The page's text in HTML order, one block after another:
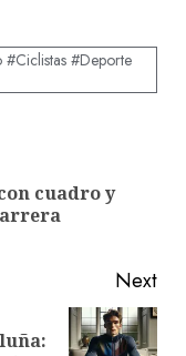
#Deporte
cuadro y
Next